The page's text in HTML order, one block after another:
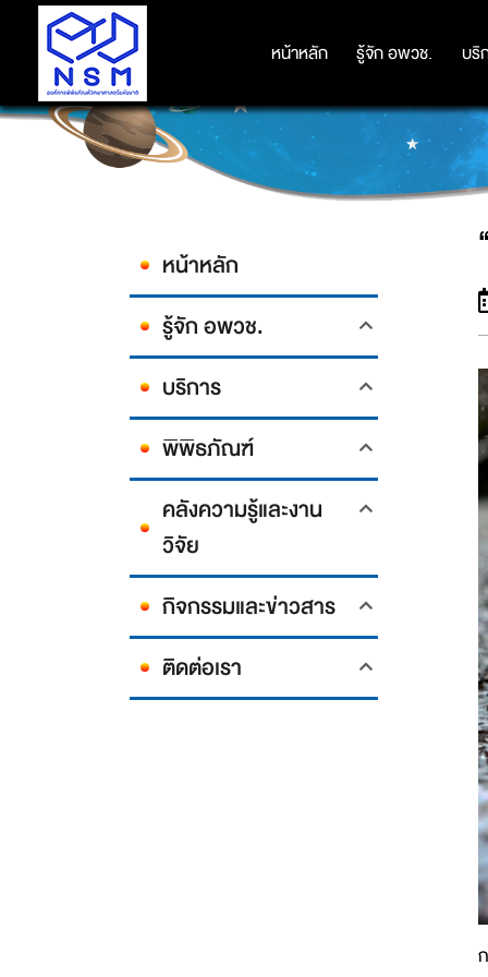
หน้าหลัก รู้จัก อพวช. บริ
หน้าหลัก รู้จัก อพวช. บริ
หน้าหลัก
รู้จัก อพวช.
บริการ
พิพิธภัณฑ์
คลังความรู้และงาน
วิจัย
กิจกรรมและข่าวสาร
ติดต่อเรา